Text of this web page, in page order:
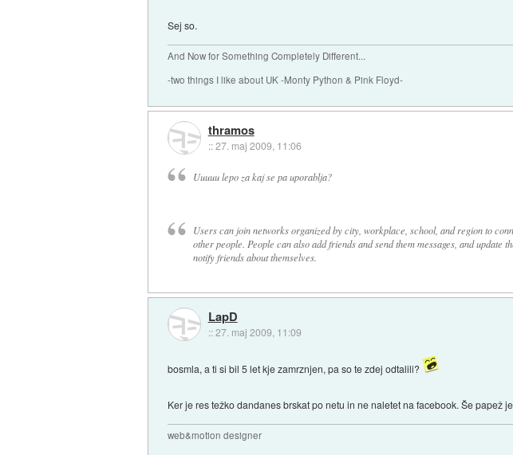
Sej so.
And Now for Something Completely Different...
-two things I like about UK -Monty Python & Pink Floyd-
thramos
::27. maj 2009, 11:06
Uuuuu lepo za kaj se pa uporablja?
Users can join networks organized by city, workplace, school, and region to
other people. People can also add friends and send them messages, and update
notify friends about themselves.
LapD
::27. maj 2009, 11:09
bosmla, a ti si bil 5 let kje zamrznjen, pa so te zdej odtalili?
Ker je res težko dandanes brskat po netu in ne naletet na facebook. Še papež
web&motion designer